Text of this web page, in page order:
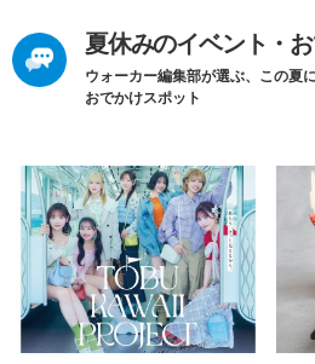
夏休みのイベント・
ウォーカー編集部が選ぶ、この夏
おでかけスポット